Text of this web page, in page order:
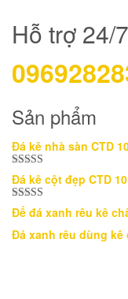
Hỗ trợ 24/7
Sản phẩm
Đá kê nhà sàn CTD
Được xếp
hạng5.005
sao
Đá kê cột đẹp CTD
Được xếp
hạng5.005
sao
Đế đá xanh rêu kê
Đá xanh rêu dùng kê